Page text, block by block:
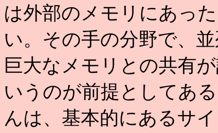
は外部のメモリにあっ
い。その手の分野で、
巨大なメモリとの共有
いうのが前提としてあ
んは、基本的にあるサ